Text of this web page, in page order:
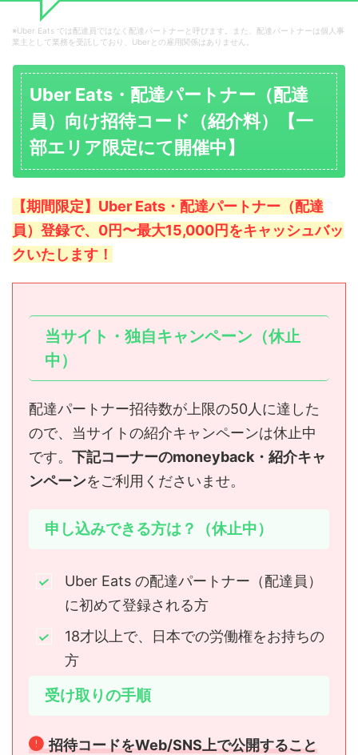
Uber Eats では配達員ではなく配達パートナーと呼びます。また、配達パートナーは個人事
業主として業務を受託しており、Uberとの雇用関係はありません。
Uber Eats・配達パートナー（配達
員）向け招待コード（紹介料）【一
部エリア限定にて開催中】
【期間限定】Uber Eats・配達パートナー（配達
員）登録で、0円〜最大15,000円をキャッシュバッ
クいたします！
当サイト・独自キャンペーン（休止
中）
配達パートナー招待数が上限の50人に達した
ので、当サイトの紹介キャンペーンは休止中
です。 下記コーナーのmoneyback・紹介キャ
ンペーンをご利用くださいませ。
申し込みできる方は？（休止中）
Uber Eats の配達パートナー（配達員）
に初めて登録される方
18才以上で、日本での労働権をお持ちの
方
受け取りの手順
招待コードをWeb/SNS上で公開すること